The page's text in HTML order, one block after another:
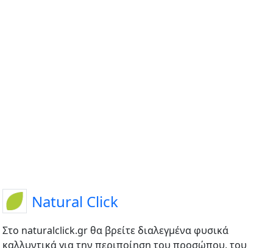
Natural Click
Στο naturalclick.gr θα βρείτε διαλεγμένα φυσικά
καλλυντικά για την περιποίηση του προσώπου, του